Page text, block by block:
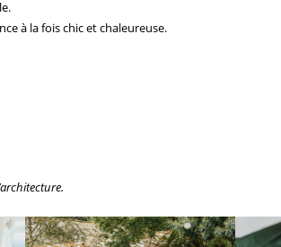
à la fois chic et chaleureuse.